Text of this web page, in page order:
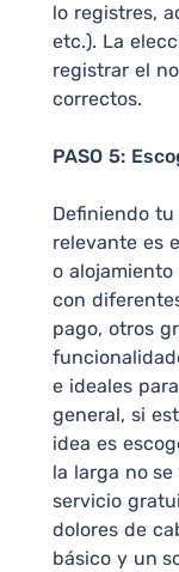
lo registres,
etc.). La
registrar el
correctos.
PASO 5:
Definiendo
relevante es
o
con
pago, otros
e ideales
general, si
idea es
la larga no
servicio
dolores de
básico y un